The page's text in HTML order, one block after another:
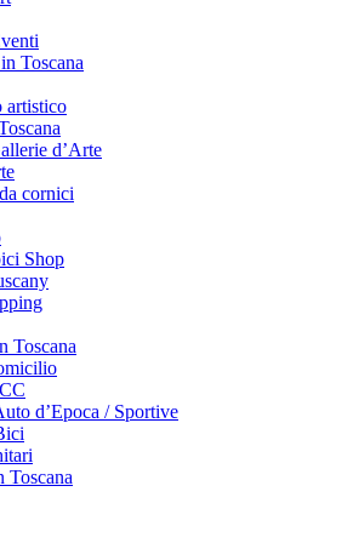
Toscana
artistico
d’Arte
cornici
Shop
Toscana
d’Epoca / Sportive
Toscana